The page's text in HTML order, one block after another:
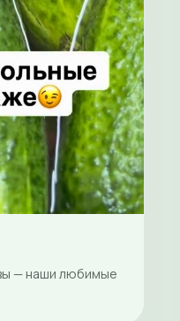
— наши любимые